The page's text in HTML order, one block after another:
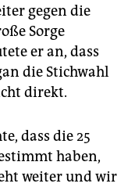
gegen die
Sorge
er an, dass
die Stichwahl
direkt.
dass die 25
haben,
weiter und wir